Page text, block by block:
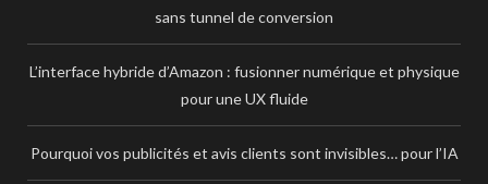
sans tunnel de conversion
L’interface hybride d’Amazon : fusionner numérique et physique
pour une UX fluide
Pourquoi vos publicités et avis clients sont invisibles… pour l’IA